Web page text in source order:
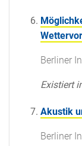
Berliner
Existiert
Akustik
Berliner